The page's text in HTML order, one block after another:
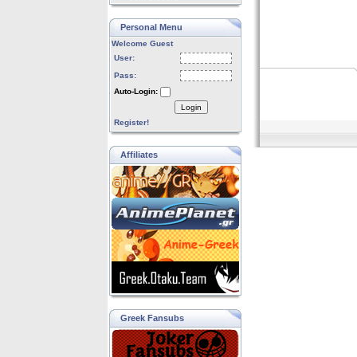
Personal Menu
Welcome Guest
User:
Pass:
Auto-Login:
Login
Register!
Affiliates
Greek Fansubs